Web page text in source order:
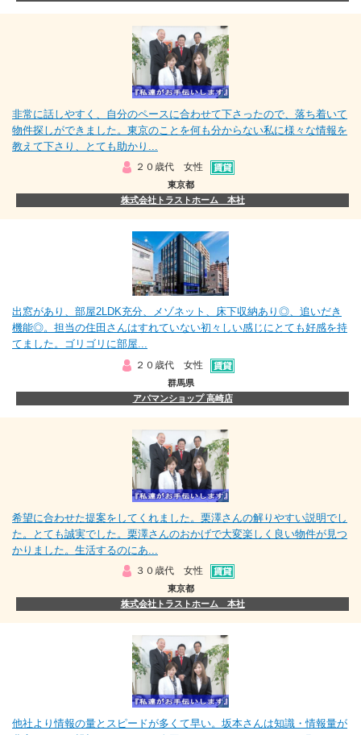
非常に話しやすく、自分のペースに合わせて下さったので、落ち着いて
物件探しができました。東京のことを何も分からない私に様々な情報を
教えて下さり、とても助かり...
２０歳代 女性
東京都
株式会社トラストホーム 本社
出窓があり、部屋2LDK充分、メゾネット、床下収納あり◎、追いだき
機能◎。担当の住田さんはすれていない初々しい感じにとても好感を持
てました。ゴリゴリに部屋...
２０歳代 女性
群馬県
アパマンショップ 高崎店
希望に合わせた提案をしてくれました。栗澤さんの解りやすい説明でし
た。とても誠実でした。栗澤さんのおかげで大変楽しく良い物件が見つ
かりました。生活するのにあ...
３０歳代 女性
東京都
株式会社トラストホーム 本社
他社より情報の量とスピードが多くて早い。坂本さんは知識・情報量が